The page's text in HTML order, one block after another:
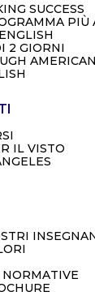
SUCCESS
PIÙ
2 GIORNI
IL VISTO